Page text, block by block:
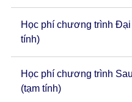
Học phí chương trình
tính)
Học phí chương trình
(tạm tính)